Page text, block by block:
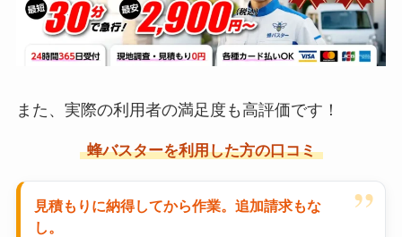
また、実際の利用者の満足度も高評価です！
蜂バスターを利用した方の口コミ
”
見積もりに納得してから作業。追加請求もな
し。